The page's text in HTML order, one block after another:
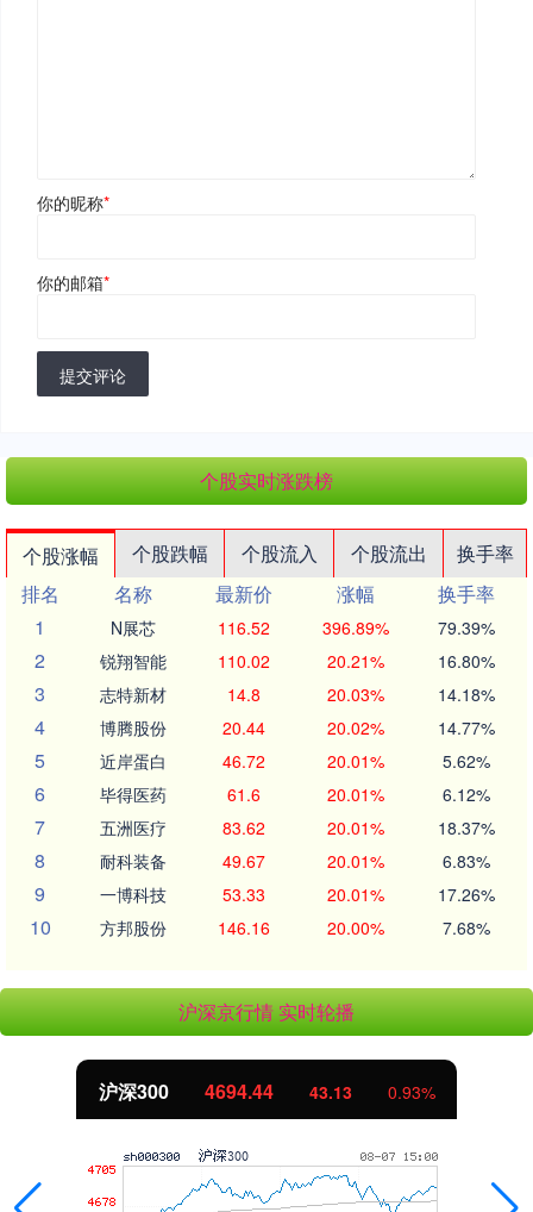
你的昵称*
你的邮箱*
提交评论
个股实时涨跌榜
个股涨幅 个股跌幅 个股流入 个股流出
换手率
排名
名称 最新价 涨幅
换手率
1
N展芯 116.52 396.89% 79.39%
2 锐翔智能 110.02 20.21% 16.80%
3 志特新材 14.8 20.03% 14.18%
4 博腾股份 20.44 20.02% 14.77%
5 近岸蛋白 46.72 20.01% 5.62%
6 毕得医药 61.6 20.01% 6.12%
7 五洲医疗 83.62 20.01% 18.37%
8 耐科装备 49.67 20.01% 6.83%
9 一博科技 53.33 20.01% 17.26%
10 方邦股份 146.16 20.00% 7.68%
沪深京行情 实时轮播
北证50 1134.24 11.37 1.01%